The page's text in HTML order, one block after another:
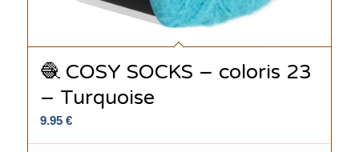
🧶 COSY SOCKS – coloris 23
– Turquoise
9.95 €